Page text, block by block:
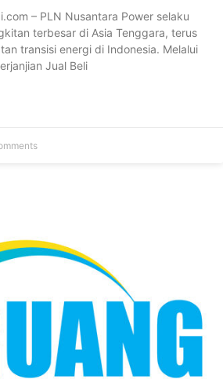
– PLN Nusantara Power selaku
terbesar di Asia Tenggara, terus
transisi energi di Indonesia. Melalui
Jual Beli